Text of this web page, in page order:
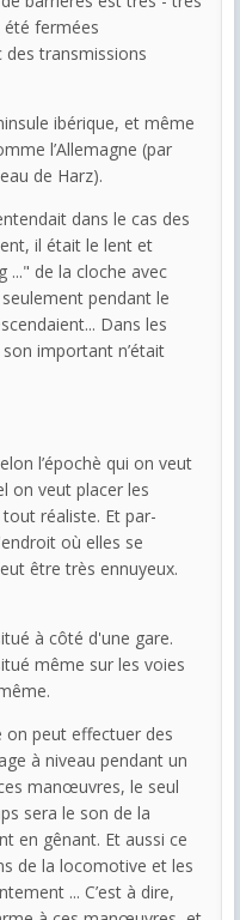
fermées
transmissions
ibérique, et même
l’Allemagne (par
de Harz).
dans le cas des
il était le lent et
..." de la cloche avec
pendant le
Dans les
important n’était
l’épochè qui on veut
on veut placer les
réaliste. Et par-
où elles se
être très ennuyeux.
à côté d'une gare.
même sur les voies
on peut effectuer des
à niveau pendant un
manœuvres, le seul
sera le son de la
en gênant. Et aussi ce
de la locomotive et les
... C’est à dire,